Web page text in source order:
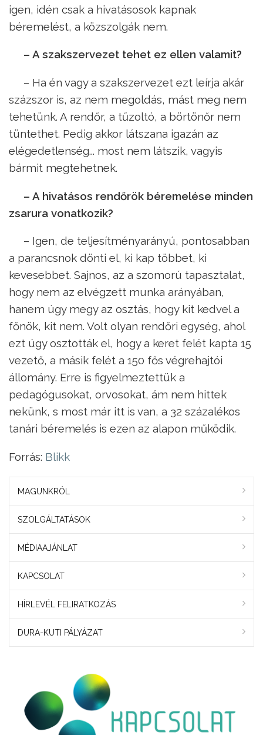
igen, idén csak a hivatásosok kapnak
béremelést, a közszolgák nem.
– A szakszervezet tehet ez ellen valamit?
– Ha én vagy a szakszervezet ezt leírja akár
százszor is, az nem megoldás, mást meg nem
tehetünk. A rendőr, a tűzoltó, a börtönőr nem
tüntethet. Pedig akkor látszana igazán az
elégedetlenség... most nem látszik, vagyis
bármit megtehetnek.
– A hivatásos rendőrök béremelése minden
zsarura vonatkozik?
– Igen, de teljesítményarányú, pontosabban
a parancsnok dönti el, ki kap többet, ki
kevesebbet. Sajnos, az a szomorú tapasztalat,
hogy nem az elvégzett munka arányában,
hanem úgy megy az osztás, hogy kit kedvel a
főnök, kit nem. Volt olyan rendőri egység, ahol
ezt úgy osztották el, hogy a keret felét kapta 15
vezető, a másik felét a 150 fős végrehajtói
állomány. Erre is figyelmeztettük a
pedagógusokat, orvosokat, ám nem hittek
nekünk, s most már itt is van, a 32 százalékos
tanári béremelés is ezen az alapon működik.
Forrás: Blikk
MAGUNKRÓL
SZOLGÁLTATÁSOK
MÉDIAAJÁNLAT
KAPCSOLAT
HÍRLEVÉL FELIRATKOZÁS
DURA-KUTI PÁLYÁZAT